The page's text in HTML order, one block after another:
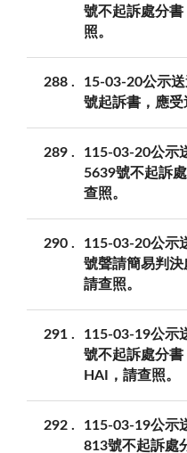
號不起訴處分
照。
288
15-03-20公示
號起訴書，應受
289
115-03-20公示
5639號不起訴
查照。
290
115-03-20公示
號聲請簡易判決
請查照。
291
115-03-19公示
號不起訴處分
HAI，請查照。
292
115-03-19公示
813號不起訴處